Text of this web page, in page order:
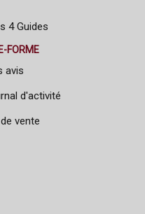
4 Guides
FORME
avis
d'activité
vente